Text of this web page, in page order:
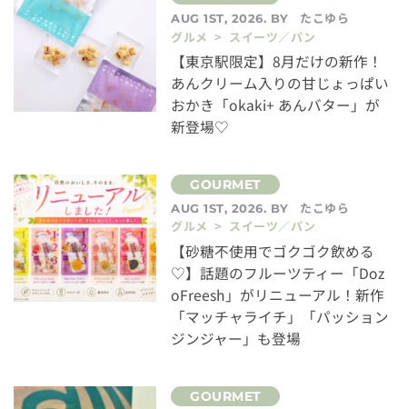
AUG 1ST, 2026. BY
たこゆら
グルメ > スイーツ／パン
【東京駅限定】8月だけの新作！
あんクリーム入りの甘じょっぱい
おかき「okaki+ あんバター」が
新登場♡
AUG 1ST, 2026. BY
たこゆら
グルメ > スイーツ／パン
【砂糖不使用でゴクゴク飲める
♡】話題のフルーツティー「Doz
oFreesh」がリニューアル！新作
「マッチャライチ」「パッション
ジンジャー」も登場